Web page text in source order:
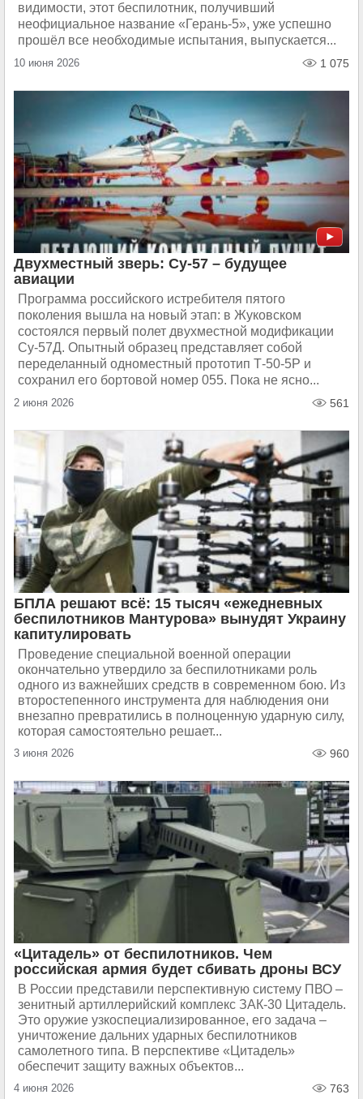
видимости, этот беспилотник, получивший
неофициальное название «Герань-5», уже успешно
прошёл все необходимые испытания, выпускается...
10 июня 2026 1 075
Двухместный зверь: Су-57 – будущее
авиации
Программа российского истребителя пятого
поколения вышла на новый этап: в Жуковском
состоялся первый полет двухместной модификации
Су-57Д. Опытный образец представляет собой
переделанный одноместный прототип Т-50-5Р и
сохранил его бортовой номер 055. Пока не ясно...
2 июня 2026 561
БПЛА решают всё: 15 тысяч «ежедневных
беспилотников Мантурова» вынудят Украину
капитулировать
Проведение специальной военной операции
окончательно утвердило за беспилотниками роль
одного из важнейших средств в современном бою. Из
второстепенного инструмента для наблюдения они
внезапно превратились в полноценную ударную силу,
которая самостоятельно решает...
3 июня 2026 960
«Цитадель» от беспилотников. Чем
российская армия будет сбивать дроны ВСУ
В России представили перспективную систему ПВО –
зенитный артиллерийский комплекс ЗАК-30 Цитадель.
Это оружие узкоспециализированное, его задача –
уничтожение дальних ударных беспилотников
самолетного типа. В перспективе «Цитадель»
обеспечит защиту важных объектов...
4 июня 2026 763